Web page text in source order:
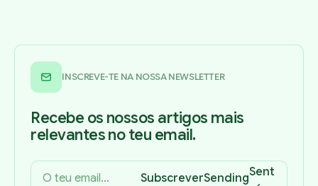
INSCREVE-TE NA NOSSA NEWSLETTER
Recebe os nossos artigos mais
relevantes no teu email.
SubscreverSendingSent